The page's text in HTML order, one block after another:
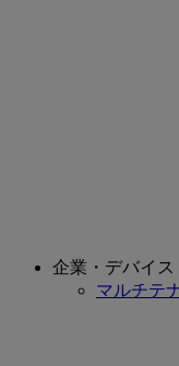
企業・デバイ
マルチテ